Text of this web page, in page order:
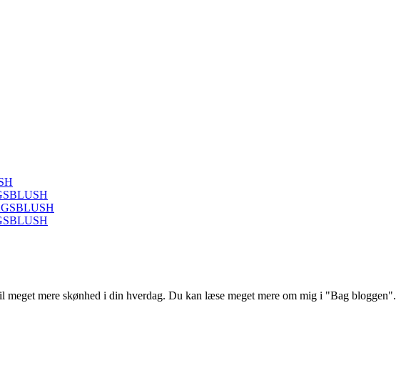
mere skønhed i din hverdag. Du kan læse meget mere om mig i "Bag bloggen".